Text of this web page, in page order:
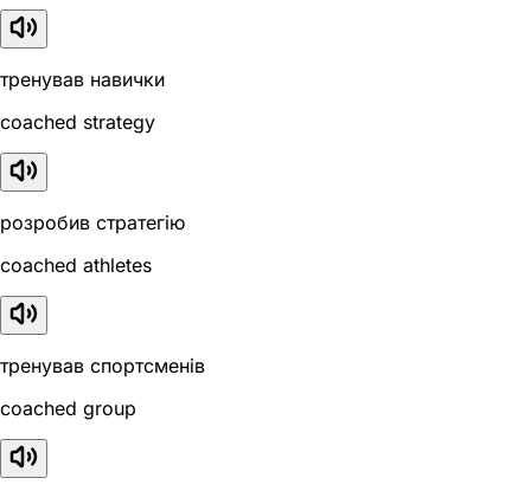
тренував навички
coached strategy
розробив стратегію
coached athletes
тренував спортсменів
coached group